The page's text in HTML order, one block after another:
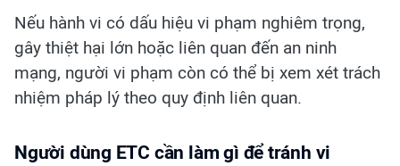
Nếu hành vi có dấu hiệu vi phạm nghiêm trọng,
gây thiệt hại lớn hoặc liên quan đến an ninh
mạng, người vi phạm còn có thể bị xem xét trách
nhiệm pháp lý theo quy định liên quan.
Người dùng ETC cần làm gì để tránh vi